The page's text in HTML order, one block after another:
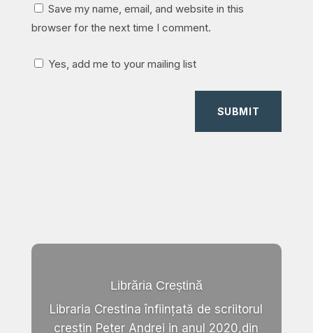
Save my name, email, and website in this
browser for the next time I comment.
Yes, add me to your mailing list
SUBMIT
Librăria Creștină
Libraria Crestina înființată de scriitorul
crestin Peter Andrei in anul 2020,din